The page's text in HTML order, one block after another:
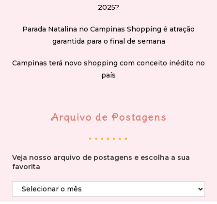
2025?
Parada Natalina no Campinas Shopping é atração
garantida para o final de semana
Campinas terá novo shopping com conceito inédito no
país
Arquivo de Postagens
Veja nosso arquivo de postagens e escolha a sua
favorita